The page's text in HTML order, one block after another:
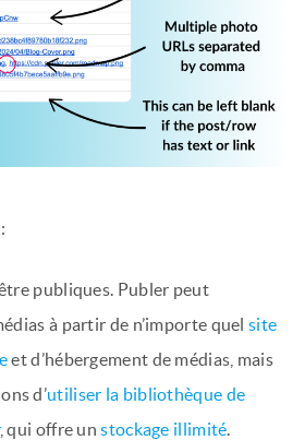
publiques. Publer peut
à partir de n’importe quel site
et d’hébergement de médias, mais
d’utiliser la bibliothèque de
, qui offre unstockage illimité.